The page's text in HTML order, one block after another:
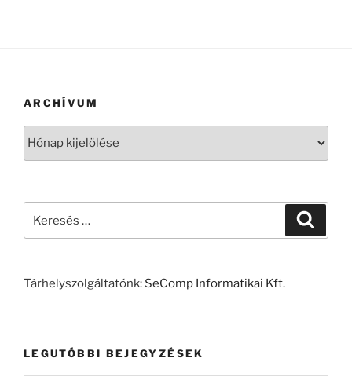
ARCHÍVUM
Tárhelyszolgáltatónk: SeComp Informatikai Kft.
LEGUTÓBBI BEJEGYZÉSEK